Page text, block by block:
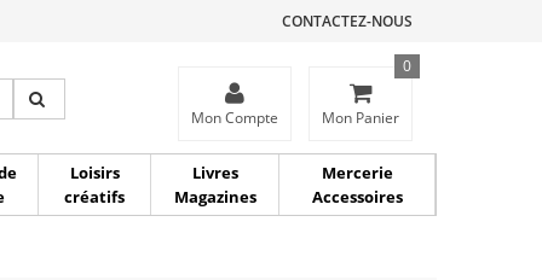
CONTACTEZ-NOUS
Mon Compte Mon Panier
0
Loisirs
créatifs
Livres
Magazines
Mercerie
Accessoires